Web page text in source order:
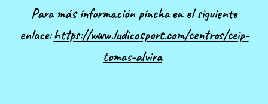
Para más información pincha en el siguiente
enlace:https://www.ludicosport.com/centros/ceip-
tomas-alvira